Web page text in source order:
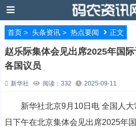
首页> 头条资讯> 热点要闻 正文
赵乐际集体会见出席2025年国
各国议员
新华社 阅读：332 2025-09-11
新华社北京9月10日电 全国人大
日下午在北京集体会见出席2025年